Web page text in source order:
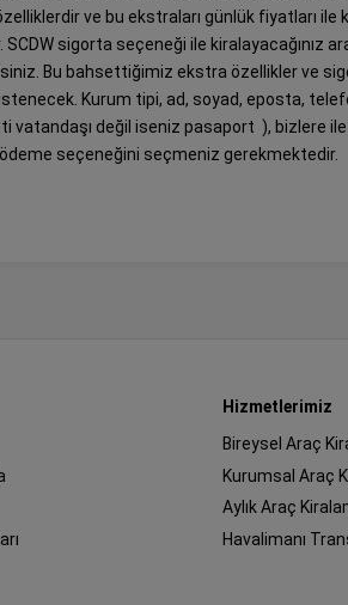
ve bu ekstraları günlük fiyatları ile
sigorta seçeneği ile kiralayacağınız
Bu bahsettiğimiz ekstra özellikler ve
Kurum tipi, ad, soyad, eposta,
vatandaşı değil iseniz pasaport ), bizlere
seçeneğini seçmeniz gerekmektedir.
Hizmetlerimiz
Bireysel Araç
Kurumsal Araç
Aylık Araç
Havalimanı